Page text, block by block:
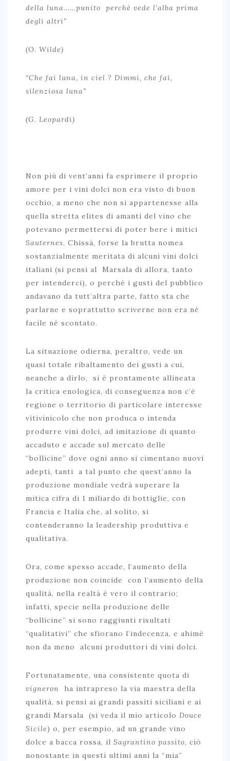
EVVIVA LA ROMAGNA, EVVIVA IL SANGIOVESE…
ROSSESE DI DOLCEACQUA, IL VINO DEL PONTE
CARIGNANO DEL SULCIS: MEDITERRANEAN ESSENCE
FRIULANO, MY LOVE
BRUNELLO VS BRUNELLO TENUTA IL POGGIONE SFIDA
CASANOVA DI NERI
della luna……punito perché vede l’alba prima
degli altri”
(O. Wilde)
“Che fai luna, in ciel ? Dimmi, che fai,
silenziosa luna”
(G. Leopardi)
Non più di vent’anni fa esprimere il proprio
amore per i vini dolci non era visto di buon
occhio, a meno che non si appartenesse alla
quella stretta elites di amanti del vino che
potevano permettersi di poter bere i mitici
Sauternes. Chissà, forse la brutta nomea
sostanzialmente meritata di alcuni vini dolci
italiani (si pensi al Marsala di allora, tanto
per intenderci), o perché i gusti del pubblico
andavano da tutt’altra parte, fatto sta che
parlarne e soprattutto scriverne non era né
facile né scontato.
La situazione odierna, peraltro, vede un
quasi totale ribaltamento dei gusti a cui,
neanche a dirlo, si è prontamente allineata
la critica enologica, di conseguenza non c’è
regione o territorio di particolare interesse
vitivinicolo che non produca o intenda
produrre vini dolci, ad imitazione di quanto
accaduto e accade sul mercato delle
“bollicine” dove ogni anno si cimentano nuovi
adepti, tanti a tal punto che quest’anno la
produzione mondiale vedrà superare la
mitica cifra di 1 miliardo di bottiglie, con
Francia e Italia che, al solito, si
contenderanno la leadership produttiva e
qualitativa.
Ora, come spesso accade, l’aumento della
produzione non coincide con l’aumento della
qualità, nella realtà è vero il contrario;
infatti, specie nella produzione delle
“bollicine” si sono raggiunti risultati
“qualitativi” che sfiorano l’indecenza, e ahimè
non da meno alcuni produttori di vini dolci.
Fortunatamente, una consistente quota di
vigneron ha intrapreso la via maestra della
qualità, si pensi ai grandi passiti siciliani e ai
grandi Marsala (si veda il mio articolo Douce
Sicile) o, per esempio, ad un grande vino
dolce a bacca rossa, il Sagrantino passito, ciò
nonostante in questi ultimi anni la “mia”